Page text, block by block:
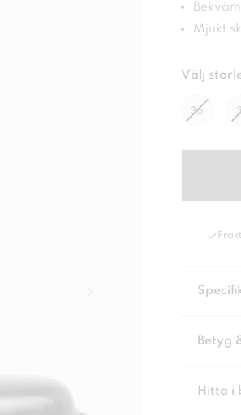
Mjukt
Välj
36
Betyg
Hitta i